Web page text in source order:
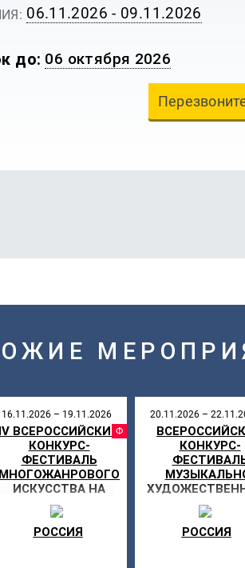
06.11.2026 - 09.11.2026
до: 06 октября 2026
16.11.2026 – 19.11.2026
IV ВСЕРОССИЙСКИЙ
КОНКУРС-
ФЕСТИВАЛЬ
МНОГОЖАНРОВОГО
ИСКУССТВА НА
КУБОК
ПЕРВЕНСТВА
ПРИВОЛЖЬЯ «СИЛА
РОССИЯ
20.11.2026 –
КОНКУРС-
ТВОРЧЕСТВА
ЗВЕЗДА»
РОССИЯ